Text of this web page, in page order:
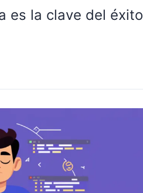
es la clave del éxito